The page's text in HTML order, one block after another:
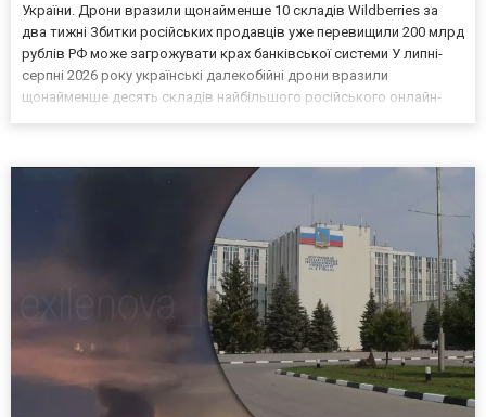
України. Дрони вразили щонайменше 10 складів Wildberries за
два тижні Збитки російських продавців уже перевищили 200 млрд
рублів РФ може загрожувати крах банківської системи У липні-
серпні 2026 року українські далекобійні дрони вразили
щонайменше десять складів найбільшого російського онлайн-